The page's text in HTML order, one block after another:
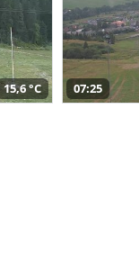
15,6 °C 07:25